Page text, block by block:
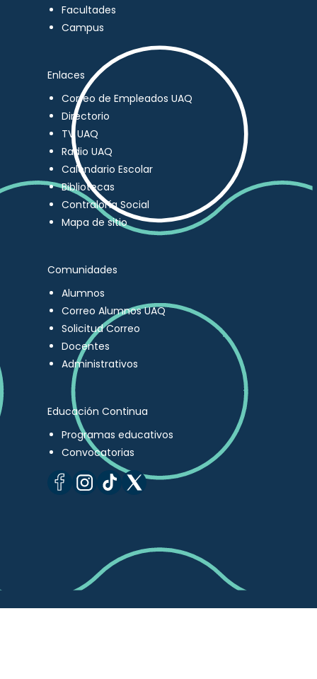
Facultades
Campus
Enlaces
Correo de Empleados UAQ
Directorio
TV UAQ
Radio UAQ
Calendario Escolar
Bibliotecas
Contraloría Social
Mapa de sitio
Comunidades
Alumnos
Correo Alumnos UAQ
Solicitud Correo
Docentes
Administrativos
Educación Continua
Programas educativos
Convocatorias